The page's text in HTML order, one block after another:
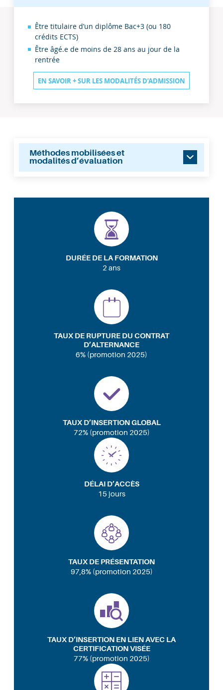
En
année
Être titulaire d’un diplôme Bac+3 (ou 180
crédits ECTS)
Être âgé.e de moins de 28 ans au jour de la
rentrée
EN SAVOIR + SUR LES MODALITÉS D’ADMISSION
Méthodes mobilisées et
modalités d’évaluation
DURÉE DE LA FORMATION
2 ans
TAUX DE RUPTURE DU CONTRAT
D’ALTERNANCE
6% (promotion 2025)
TAUX D’INSERTION GLOBAL
72% (promotion 2025)
DÉLAI D’ACCÈS
15 jours
TAUX DE PRÉSENTATION
97,8% (promotion 2025)
TAUX D’INSERTION EN LIEN AVEC LA
CERTIFICATION VISÉE
77% (promotion 2025)